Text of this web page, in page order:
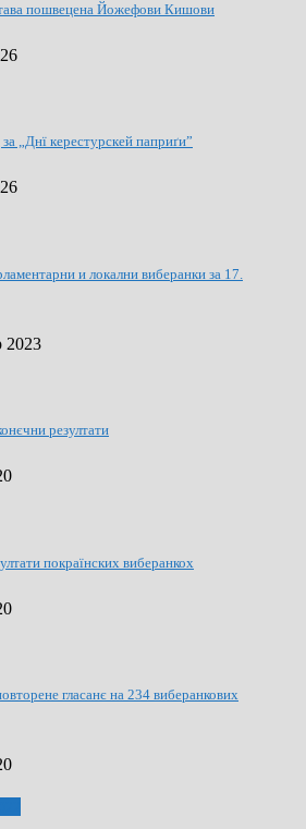
пошвецена Йожефови Кишови
„Днї керестурскей паприґи”
и локални виберанки за 17.
2023
резултати
покраїнских виберанкох
гласанє на 234 виберанкових